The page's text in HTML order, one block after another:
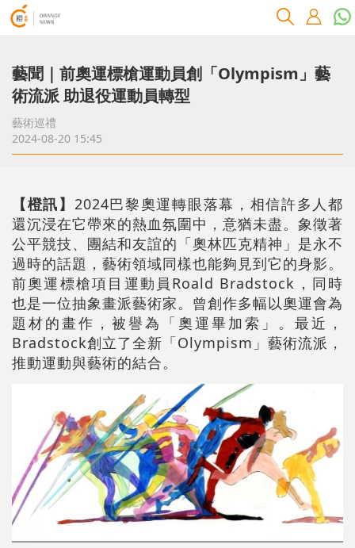
藝聞｜前奧運標槍運動員創「Olympism」藝
術流派 助退役運動員轉型
藝術巡禮
2024-08-20 15:45
【橙訊】 2024巴黎奧運轉眼落幕，相信許多人都
還沉浸在它帶來的熱血氛圍中，意猶未盡。象徵著
公平競技、團結和友誼的「奧林匹克精神」是永不
過時的話題，藝術領域同樣也能夠見到它的身影。
前奧運標槍項目運動員Roald Bradstock，同時
也是一位抽象畫派藝術家。曾創作多幅以奧運會為
題材的畫作，被譽為「奧運畢加索」。最近，
Bradstock創立了全新「Olympism」藝術流派，
推動運動與藝術的結合。